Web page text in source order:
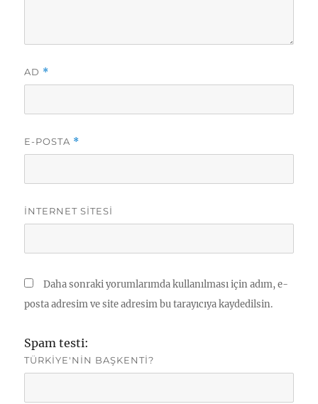
AD *
E-POSTA *
İNTERNET SITESI
Daha sonraki yorumlarımda kullanılması için adım, e-
posta adresim ve site adresim bu tarayıcıya kaydedilsin.
Spam testi:
TÜRKIYE'NIN BAŞKENTI?